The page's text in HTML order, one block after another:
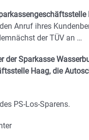
Anruf ihres
der TÜV an …
der Sparkasse
Haag, die
PS-Los-Sparens.